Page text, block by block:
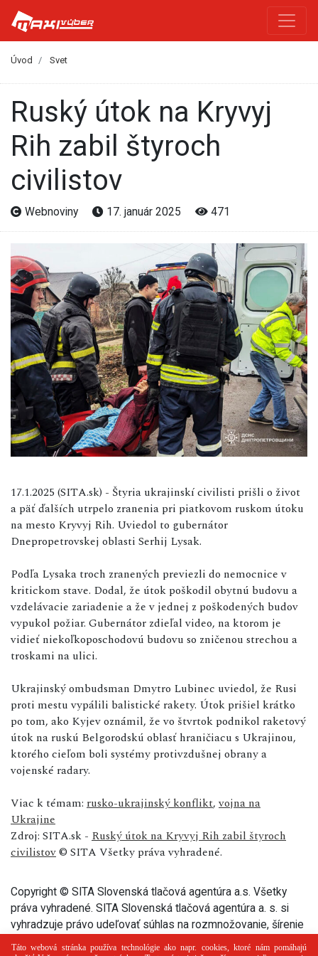
Úvod Svet
Ruský útok na Kryvyj
Rih zabil štyroch
civilistov
Webnoviny 17. január 2025 471
17.1.2025 (SITA.sk) - Štyria ukrajinskí civilisti prišli o život
a päť ďalších utrpelo zranenia pri piatkovom ruskom útoku
na mesto Kryvyj Rih. Uviedol to gubernátor
Dnepropetrovskej oblasti Serhij Lysak.
Podľa Lysaka troch zranených previezli do nemocnice v
kritickom stave. Dodal, že útok poškodil obytnú budovu a
vzdelávacie zariadenie a že v jednej z poškodených budov
vypukol požiar. Gubernátor zdieľal video, na ktorom je
vidieť niekoľkoposchodovú budovu so zničenou strechou a
troskami na ulici.
Ukrajinský ombudsman Dmytro Lubinec uviedol, že Rusi
proti mestu vypálili balistické rakety. Útok prišiel krátko
po tom, ako Kyjev oznámil, že vo štvrtok podnikol raketový
útok na ruskú Belgorodskú oblasť hraničiacu s Ukrajinou,
ktorého cieľom boli systémy protivzdušnej obrany a
vojenské radary.
Viac k témam: rusko-ukrajinský konflikt,vojna na
Ukrajine
Zdroj: SITA.sk - Ruský útok na Kryvyj Rih zabil štyroch
civilistov© SITA Všetky práva vyhradené.
Copyright © SITA Slovenská tlačová agentúra a.s. Všetky
práva vyhradené. SITA Slovenská tlačová agentúra a. s. si
vyhradzuje právo udeľovať súhlas na rozmnožovanie, šírenie